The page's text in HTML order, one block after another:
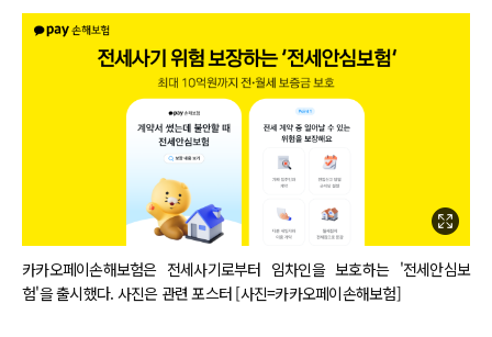
카카오페이손해보험은 전세사기로부터 임차인을 보호하는 '전세안심보
험'을 출시했다. 사진은 관련 포스터 [사진=카카오페이손해보험]